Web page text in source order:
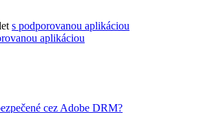
s podporovanou aplikáciou
aplikáciou
cez Adobe DRM?